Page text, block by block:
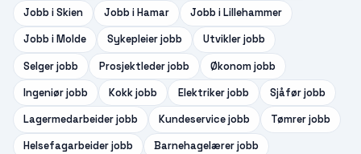
Jobb iSkien Jobb iHamar Jobb iLillehammer
Jobb iMolde Sykepleierjobb Utviklerjobb
Selgerjobb Prosjektlederjobb Økonomjobb
Ingeniørjobb Kokkjobb Elektrikerjobb Sjåførjobb
Lagermedarbeiderjobb Kundeservicejobb Tømrerjobb
Helsefagarbeiderjobb Barnehagelærerjobb